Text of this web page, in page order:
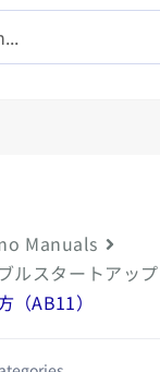
Manuals
ルスタートアッ
（AB11）